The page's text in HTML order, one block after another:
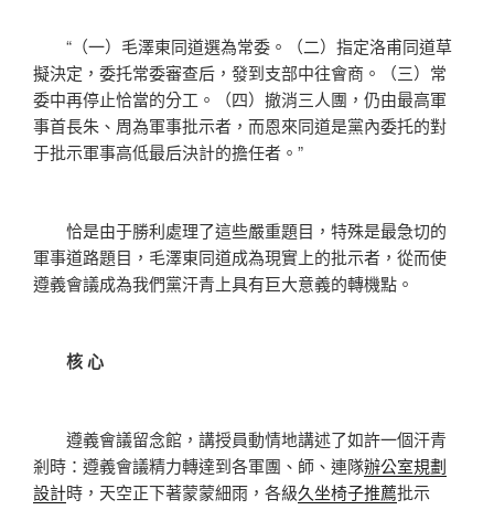
“（一）毛澤東同道選為常委。（二）指定洛甫同道草
擬決定，委托常委審查后，發到支部中往會商。（三）常
委中再停止恰當的分工。（四）撤消三人團，仍由最高軍
事首長朱、周為軍事批示者，而恩來同道是黨內委托的對
于批示軍事高低最后決計的擔任者。”
恰是由于勝利處理了這些嚴重題目，特殊是最急切的
軍事道路題目，毛澤東同道成為現實上的批示者，從而使
遵義會議成為我們黨汗青上具有巨大意義的轉機點。
核 心
遵義會議留念館，講授員動情地講述了如許一個汗青
剎時：遵義會議精力轉達到各軍團、師、連隊辦公室規劃
設計時，天空正下著蒙蒙細雨，各級久坐椅子推薦批示